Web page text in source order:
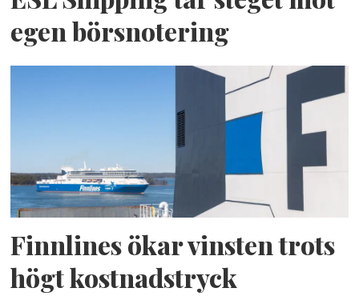
egen börsnotering
Finnlines ökar vinsten trots
högt kostnadstryck